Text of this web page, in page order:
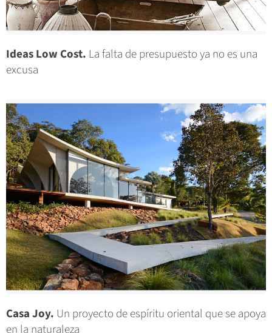
Ideas Low Cost. La falta de presupuesto ya no es una
excusa
Casa Joy. Un proyecto de espíritu oriental que se apoya
en la naturaleza